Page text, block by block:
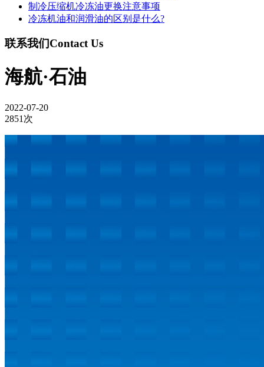
制冷压缩机冷冻油更换注意事项
冷冻机油和润滑油的区别是什么?
联系我们Contact Us
海航·石油
2022-07-20
2851次